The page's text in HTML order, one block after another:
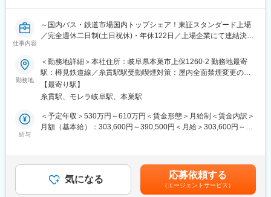
ただく事を想定しております。
配属予定部署となる経理部では現在17名の方が在籍しておりま
す。
部長1名／経理グループ4名／原価グループ5名／財務グループ7名
フジクラ・ダイヤケーブルは、2005年よりフジクラと三菱電線工
業の合弁会社として建設・電販向の販売事業を展開してきました
が長きに亘り培ってきた技術力・開発力・製造力・提案力の強み
を最大限に生かし、シナジーを発揮して顧客の信頼に応えます。
製販一体型の産業用電線メーカとしてこれまで以上に顧客ニーズ
仕事内容
～国内バス・鉄道市場国内トップシェア！東証スタンダード上場
／完全週休二日制(土日祝休)・年休122日／上場企業にて連結決算
■職務内容
当社の経理業務として決算業務(単体・連結)及び税務業務をお任せ
します。
グループ内で各種業務を割り当て業務を遂行しジョブローテなど
も定期的に実施しております。幅広い経理の知見を身に着けられ
る環境です。
ュー
・税務調査対応、税理士との連携
・税効果会計の計算、検討
勤務地
＜勤務地詳細＞本社住所：岐阜県本巣市上保1260-2 勤務地最寄
駅：樽見鉄道線／糸貫駅駅受動喫煙対策：屋内全面禁煙変更の範
囲：会社の定める事業所
【最寄り駅】
糸貫駅、モレラ岐阜駅、本巣駅
給与
＜予定年収＞530万円～610万円＜賃金形態＞月給制＜賃金内訳＞
月額（基本給）：303,600円～390,500円＜月給＞303,600円～
の一部給与化で1.5ヶ月は給与に上乗せするため）賃金はあくまで
も目安の金額であり、選考を通じて上下する可能性があります。
月給(月額)は固定手当を含めた表記です。
気になる 応募依頼する
（エージェントサービス）